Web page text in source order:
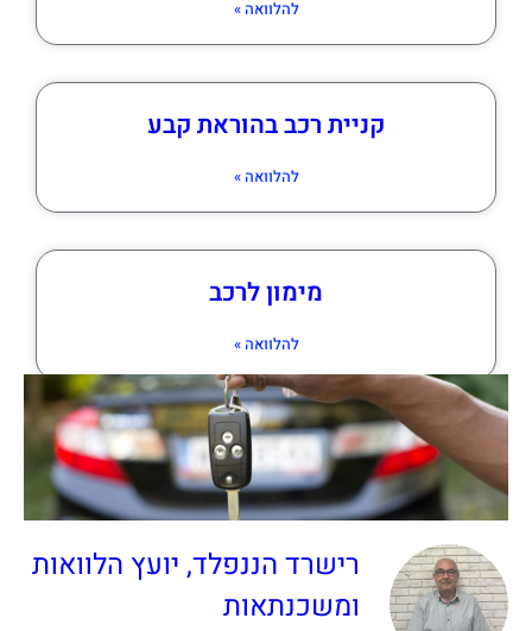
להלוואה »
קניית רכב בהוראת קבע
להלוואה »
מימון לרכב
להלוואה »
רישרד הננפלד, יועץ הלוואות
ומשכנתאות